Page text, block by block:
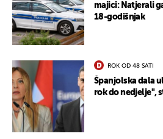
majici: Natjerali
18-godišnjak
ROK OD 48 SATI
Španjolska dala
rok do nedjelje",
UKLJUČITE